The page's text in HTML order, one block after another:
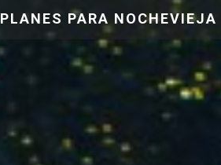
PLANES PARA NOCHEVIEJA